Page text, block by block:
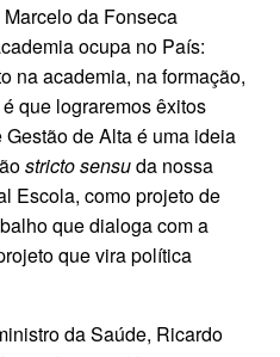
da Fonseca
ocupa no País:
na academia, na formação,
que lograremos êxitos
de Alta é uma ideia
stricto sensuda nossa
Escola, como projeto de
que dialoga com a
que vira política
da Saúde, Ricardo